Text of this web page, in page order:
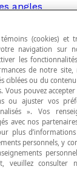
angles
deux côtés
à
(cookies) et
navigation sur
les
de notre site,
ciblées ou du
Vous pouvez
ou ajuster vos
». Vos
avec nos
plus
personnels, y
veuillez consulter